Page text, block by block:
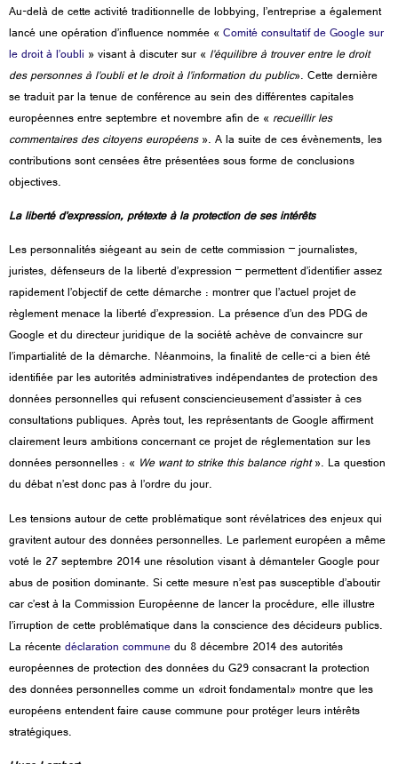
Au-delà de cette activité traditionnelle de lobbying, l’entreprise a également
lancé une opération d’influence nommée «Comité consultatif de Google sur
le droit à l’oubli » visant à discuter sur « l’équilibre à trouver entre le droit
des personnes à l’oubli et le droit à l’informationdu public». Cette dernière
se traduit par la tenue de conférence au sein des différentes capitales
européennes entre septembre et novembre afin de « recueillir les
commentaires des citoyens européens». A la suite de ces évènements, les
contributions sont censées être présentées sous forme de conclusions
objectives.
La liberté d’expression, prétexte à la protection de ses intérêts
Les personnalités siégeant au sein de cette commission – journalistes,
juristes, défenseurs de la liberté d’expression – permettent d’identifier assez
rapidement l’objectif de cette démarche : montrer que l’actuel projet de
règlement menace la liberté d’expression. La présence d’un des PDG de
Google et du directeur juridique de la société achève de convaincre sur
l’impartialité de la démarche. Néanmoins, la finalité de celle-ci a bien été
identifiée par les autorités administratives indépendantes de protection des
données personnelles qui refusent consciencieusement d’assister à ces
consultations publiques. Après tout, les représentants de Google affirment
clairement leurs ambitions concernant ce projet de réglementation sur les
données personnelles : « We want to strike this balance right». La question
du débat n’est donc pas à l’ordre du jour.
Les tensions autour de cette problématique sont révélatrices des enjeux qui
gravitent autour des données personnelles. Le parlement européen a même
voté le 27 septembre 2014 une résolution visant à démanteler Google pour
abus de position dominante. Si cette mesure n’est pas susceptible d’aboutir
car c’est à la Commission Européenne de lancer la procédure, elle illustre
l’irruption de cette problématique dans la conscience des décideurs publics.
La récentedéclaration communedu 8 décembre 2014 des autorités
européennes de protection des données du G29 consacrant la protection
des données personnelles comme un «droit fondamental» montre que les
européens entendent faire cause commune pour protéger leurs intérêts
stratégiques.